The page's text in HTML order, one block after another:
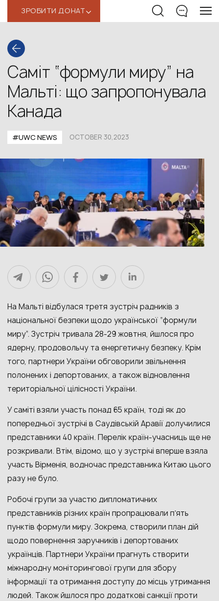
ЗРОБИТИ ДОНАТ‹
Саміт “формули миру” на
Мальті: що запропонувала
Канада
#UWС NEWS OCTOBER 30,2023
На Мальті відбулася третя зустріч радників з
національної безпеки щодо української “формули
миру”. Зустріч тривала 28-29 жовтня, йшлося про
ядерну, продовольчу та енергетичну безпеку. Крім
того, партнери України обговорили звільнення
полонених і депортованих, а також відновлення
територіальної цілісності України.
У саміті взяли участь понад 65 країн, тоді як до
попередньої зустрічі в Саудівській Аравії долучилися
представники 40 країн. Перелік країн-учасниць ще не
розкривали. Втім, відомо, що у зустрічі вперше взяла
участь Вірменія, водночас представника Китаю цього
разу не було.
Робочі групи за участю дипломатичних
представників різних країн пропрацювали пʼять
пунктів формули миру. Зокрема, створили план дій
щодо повернення заручників і депортованих
українців. Партнери України прагнуть створити
міжнародну моніторингової групи для збору
інформації та отримання доступу до місць утримання
людей. Також йшлося про додаткові санкції проти